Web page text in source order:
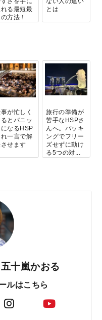
れる最短最
方法！
とは
が忙しく
とパニッ
になるHSP
れ一言で解
せます
旅行の準備が
苦手なHSPさ
んへ。パッキ
ングでフリー
ズせずに動け
る5つの対...
十嵐かおる
ルはこちら